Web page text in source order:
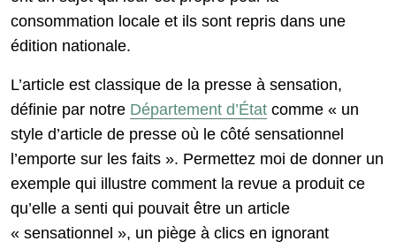
consommation locale et ils sont repris dans une
édition nationale.
L’article est classique de la presse à sensation,
définie par notre Département d’État comme « un
style d’article de presse où le côté sensationnel
l’emporte sur les faits ». Permettez moi de donner un
exemple qui illustre comment la revue a produit ce
qu’elle a senti qui pouvait être un article
« sensationnel », un piège à clics en ignorant